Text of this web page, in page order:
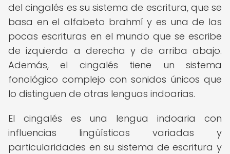
del cingalés es su sistema de escritura, que se
basa en el alfabeto brahmí y es una de las
pocas escrituras en el mundo que se escribe
de izquierda a derecha y de arriba abajo.
Además, el cingalés tiene un sistema
fonológico complejo con sonidos únicos que
lo distinguen de otras lenguas indoarias.
El cingalés es una lengua indoaria con
influencias lingüísticas variadas y
particularidades en su sistema de escritura y